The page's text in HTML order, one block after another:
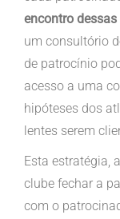
encontro
um consultório
de patrocínio
acesso a uma
hipóteses dos
lentes serem
Esta estratégia,
clube fechar a
com o